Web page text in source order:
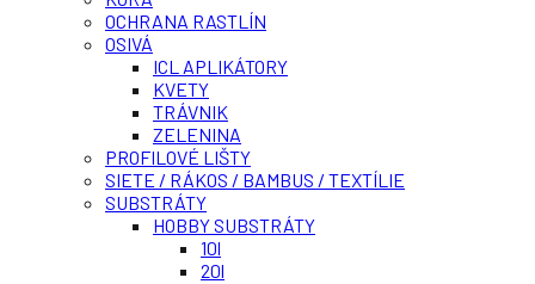
OCHRANA RASTLÍN
OSIVÁ
ICL APLIKÁTORY
KVETY
TRÁVNIK
ZELENINA
PROFILOVÉ LIŠTY
SIETE / RÁKOS / BAMBUS / TEXTÍLIE
SUBSTRÁTY
HOBBY SUBSTRÁTY
10l
20l